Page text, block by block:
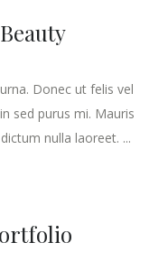
Donec ut felis vel
sed purus mi. Mauris
nulla laoreet. ...